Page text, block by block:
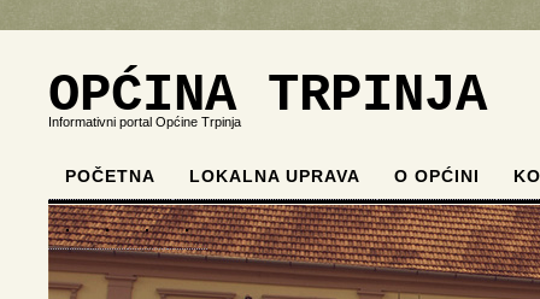
OPĆINA TRPINJA
Informativni portal Općine Trpinja
POČETNA LOKALNA UPRAVA O OPĆINI
. . . .